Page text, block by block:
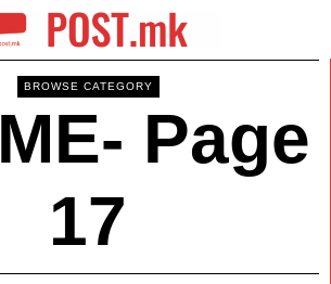
BROWSE CATEGORY
- Page
17